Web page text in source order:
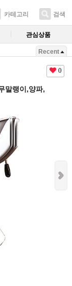
카테고리 검색
관심상품
Recent
0
말랭이,양파,